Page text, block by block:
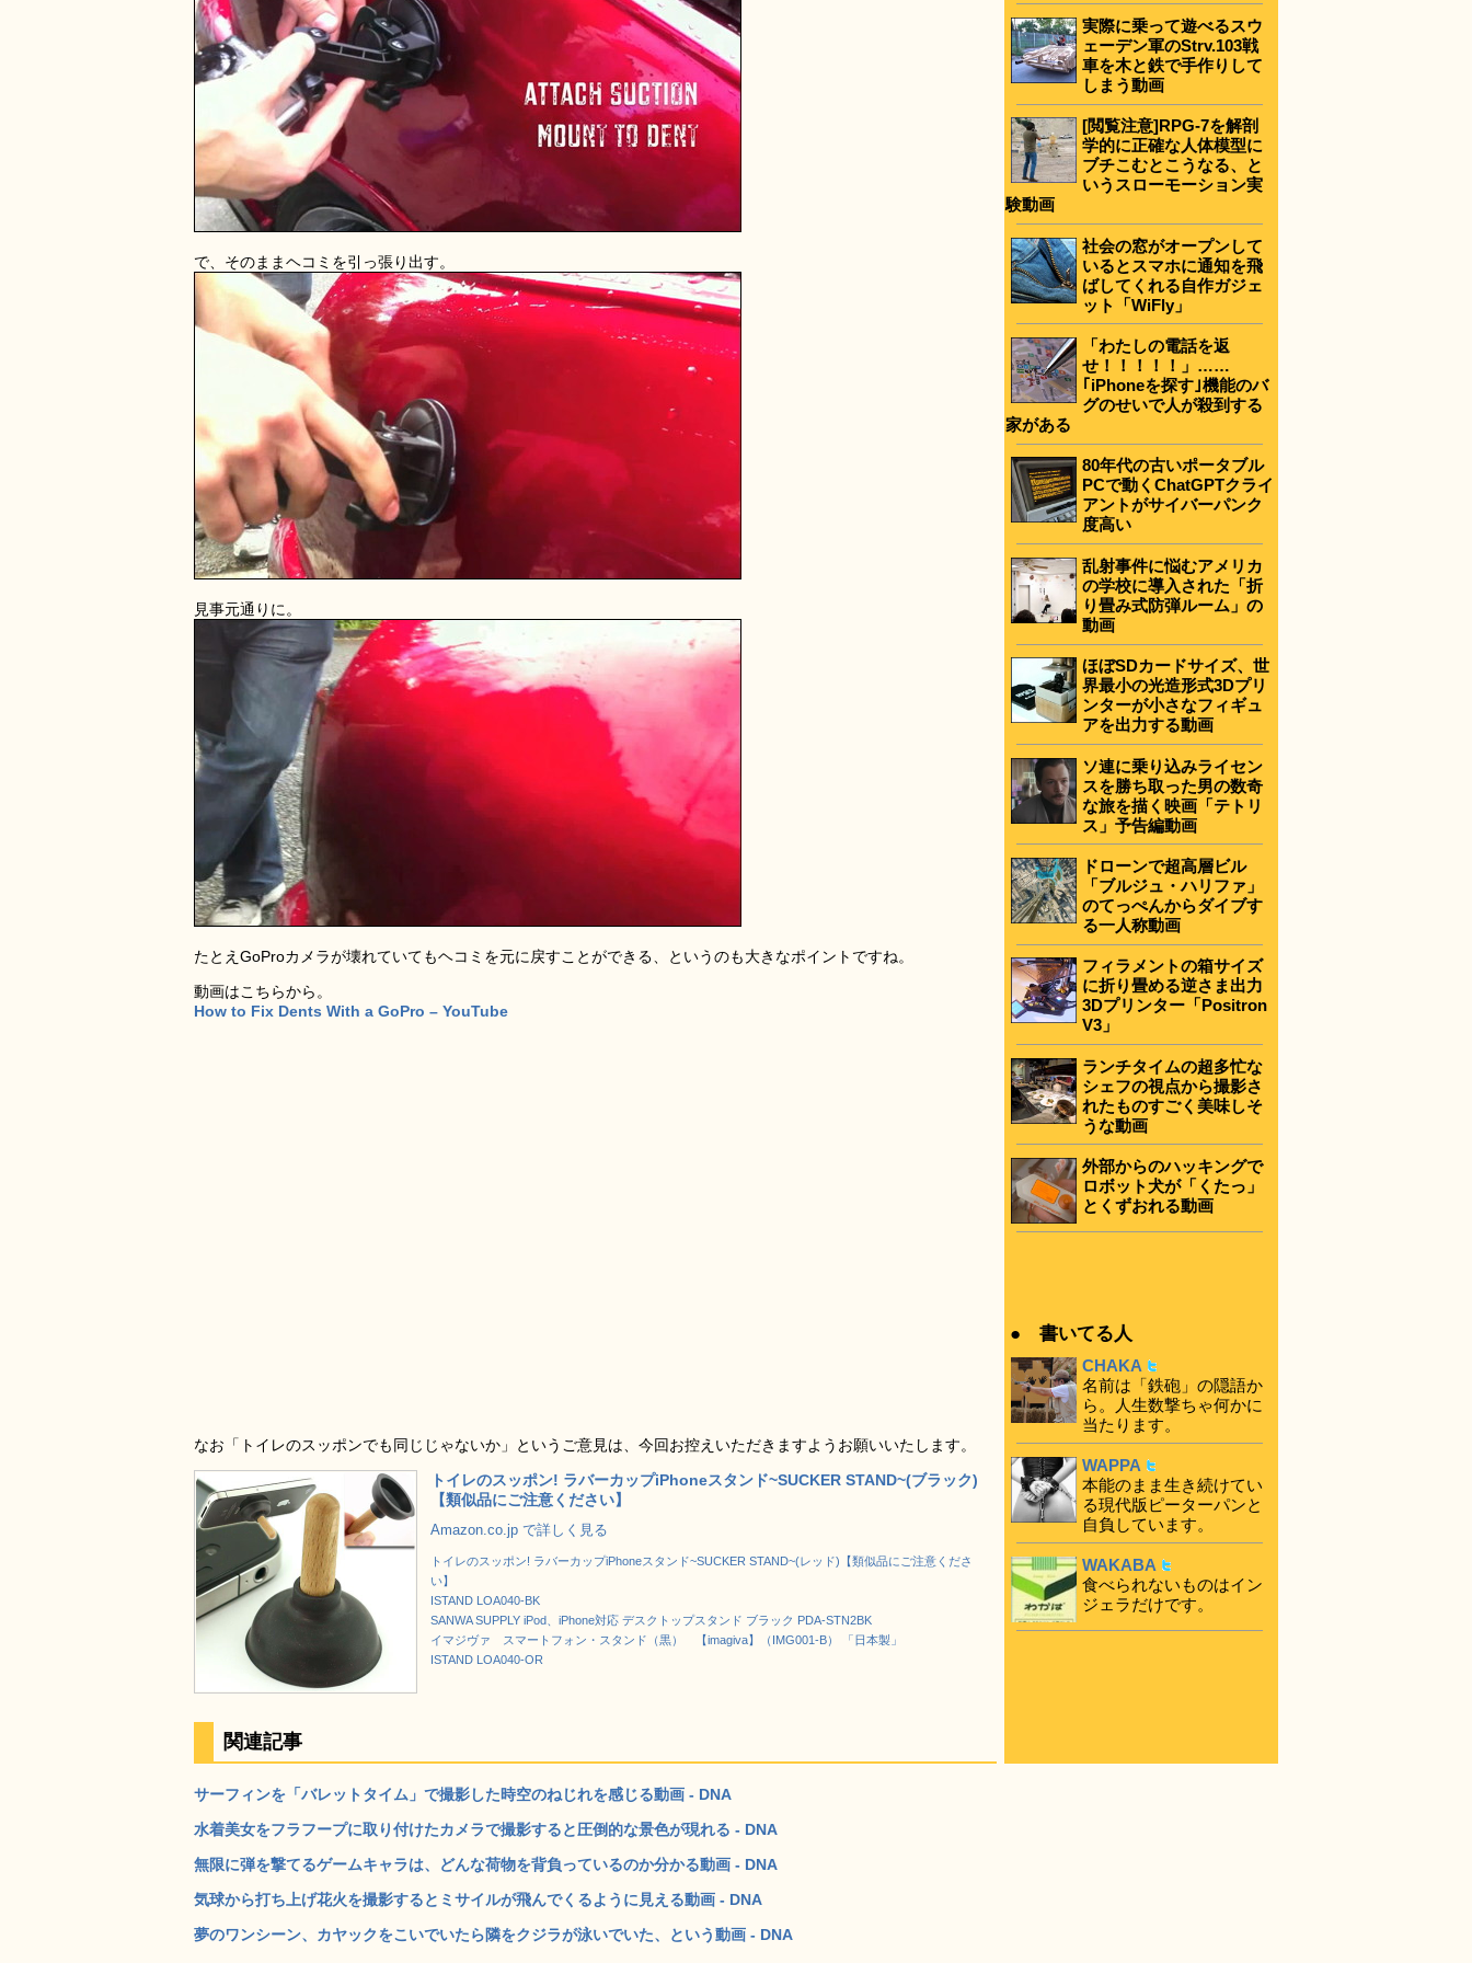
で、そのままヘコミを引っ張り出す。
見事元通りに。
たとえGoProカメラが壊れていてもヘコミを元に戻すことができる、というのも大きなポイントですね。
動画はこちらから。
How to Fix Dents With a GoPro – YouTube
なお「トイレのスッポンでも同じじゃないか」というご意見は、今回お控えいただきますようお願いいたします。
トイレのスッポン! ラバーカップiPhoneスタンド~SUCKER STAND~(ブラック)
【類似品にご注意ください】
Amazon.co.jp で詳しく見る
トイレのスッポン! ラバーカップiPhoneスタンド~SUCKER STAND~(レッド)【類似品にご注意くださ
い】
ISTAND LOA040-BK
SANWA SUPPLY iPod、iPhone対応 デスクトップスタンド ブラック PDA-STN2BK
イマジヴァ スマートフォン・スタンド（黒） 【imagiva】（IMG001-B） 「日本製」
ISTAND LOA040-OR
関連記事
サーフィンを「バレットタイム」で撮影した時空のねじれを感じる動画 - DNA
水着美女をフラフープに取り付けたカメラで撮影すると圧倒的な景色が現れる - DNA
無限に弾を撃てるゲームキャラは、どんな荷物を背負っているのか分かる動画 - DNA
気球から打ち上げ花火を撮影するとミサイルが飛んでくるように見える動画 - DNA
夢のワンシーン、カヤックをこいでいたら隣をクジラが泳いでいた、という動画 - DNA
実際に乗って遊べるスウ
ェーデン軍のStrv.103戦
車を木と鉄で手作りして
しまう動画
[閲覧注意]RPG-7を解剖
学的に正確な人体模型に
ブチこむとこうなる、と
いうスローモーション実
験動画
社会の窓がオープンして
いるとスマホに通知を飛
ばしてくれる自作ガジェ
ット「WiFly」
「わたしの電話を返
せ！！！！！」……
｢iPhoneを探す｣機能のバ
グのせいで人が殺到する
家がある
80年代の古いポータブル
PCで動くChatGPTクライ
アントがサイバーパンク
度高い
乱射事件に悩むアメリカ
の学校に導入された「折
り畳み式防弾ルーム」の
動画
ほぼSDカードサイズ、世
界最小の光造形式3Dプリ
ンターが小さなフィギュ
アを出力する動画
ソ連に乗り込みライセン
スを勝ち取った男の数奇
な旅を描く映画「テトリ
ス」予告編動画
ドローンで超高層ビル
「ブルジュ・ハリファ」
のてっぺんからダイブす
る一人称動画
フィラメントの箱サイズ
に折り畳める逆さま出力
3Dプリンター「Positron
V3」
ランチタイムの超多忙な
シェフの視点から撮影さ
れたものすごく美味しそ
うな動画
外部からのハッキングで
ロボット犬が「くたっ」
とくずおれる動画
● 書いてる人
CHAKA
名前は「鉄砲」の隠語か
ら。人生数撃ちゃ何かに
当たります。
WAPPA
本能のまま生き続けてい
る現代版ピーターパンと
自負しています。
WAKABA
食べられないものはイン
ジェラだけです。